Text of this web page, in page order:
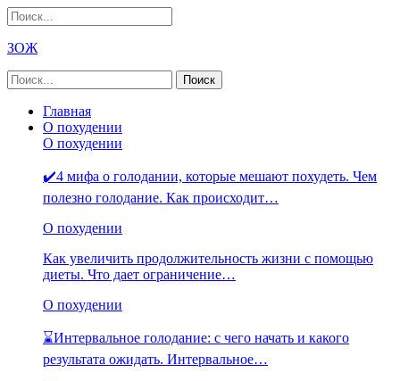
ЗОЖ
Главная
О похудении
О похудении
✔️4 мифа о голодании, которые мешают похудеть. Чем
полезно голодание. Как происходит…
О похудении
Как увеличить продолжительность жизни с помощью
диеты. Что дает ограничение…
О похудении
⌛Интервальное голодание: с чего начать и какого
результата ожидать. Интервальное…